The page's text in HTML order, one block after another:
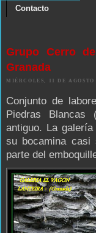
Contacto
Grupo Cerro
Granada
MIÉRCOLES, 11 DE AGOSTO
Conjunto de
Piedras Blancas
antiguo. La
su bocamina casi
parte del